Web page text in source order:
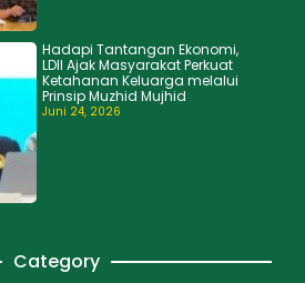
Hadapi Tantangan Ekonomi,
LDII Ajak Masyarakat Perkuat
Ketahanan Keluarga melalui
Prinsip Muzhid Mujhid
Juni 24, 2026
Category